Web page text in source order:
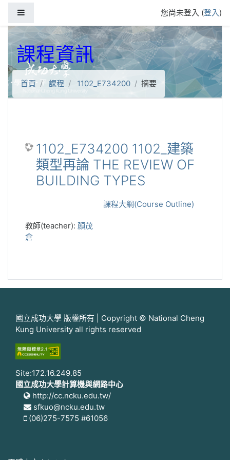
您尚未登入 (登入)
課程資訊
首頁 課程 1102_E734200 摘要
1102_E734200 1102_建築
類型再論 THE REVIEW OF
BUILDING TYPES
課程大綱(Course Outline)
教師(teacher): 顏茂
倉
國立成功大學 版權所有 | Copyright © National Cheng
Kung University all rights reserved
Site:172.16.249.85
國立成功大學計算機與網路中心
http://cc.ncku.edu.tw/
sfkuo@ncku.edu.tw
(06)275-7575 #61056